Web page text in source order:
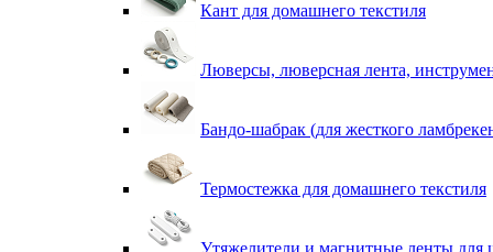
Кант для домашнего текстиля
Люверсы, люверсная лента,
Бандо-шабрак (для жесткого
Термостежка для домашнего текстиля
Утяжелители и магнитные ленты для